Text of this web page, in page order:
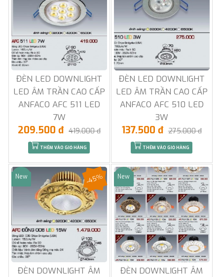
ĐÈN LED DOWNLIGHT
LED ÂM TRẦN CAO CẤP
ANFACO AFC 511 LED
7W
209.500 đ 419.000 đ
THÊM VÀO GIỎ HÀNG
ĐÈN LED DOWNLIGHT
LED ÂM TRẦN CAO CẤP
ANFACO AFC 510 LED
3W
137.500 đ 275.000 đ
THÊM VÀO GIỎ HÀNG
Sale
New
ĐÈN DOWNLIGHT ÂM
-45% Sale
New
ĐÈN DOWNLIGHT ÂM